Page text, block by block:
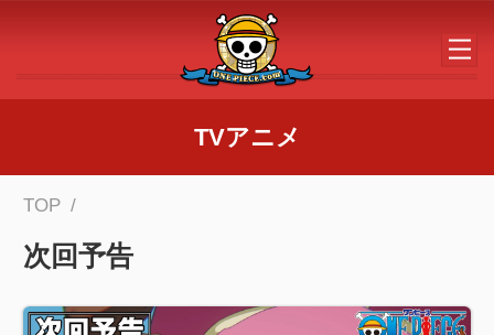
メインコンテンツへスキップする
TVアニメ
TOP
次回予告